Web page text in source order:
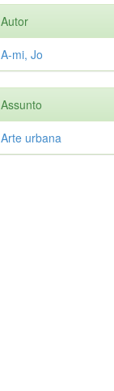
Autor
A-mi, Jo
Assunto
Arte urbana